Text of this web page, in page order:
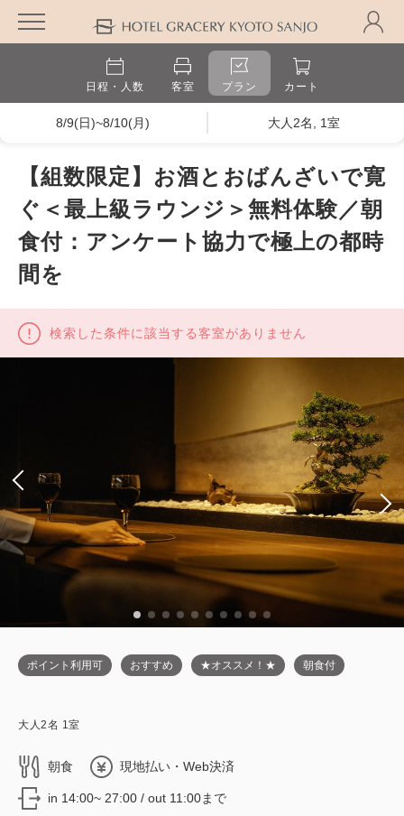
日程・人数 客室 プラン カート
8/9(日)~8/10(月) 大人2名, 1室
【組数限定】お酒とおばんざいで寛
ぐ＜最上級ラウンジ＞無料体験／朝
食付：アンケート協力で極上の都時
間を
検索した条件に該当する客室がありません
ポイント利用可 おすすめ ★オススメ！★ 朝食付
大人 2名 1 室
朝食 現地払い・Web決済
in 14:00~ 27:00 / out 11:00まで